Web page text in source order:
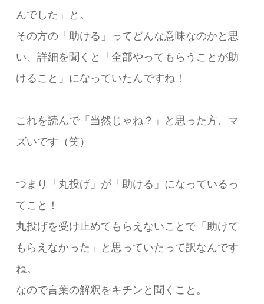
んでした」と。
その方の「助ける」ってどんな意味なのかと思
い、詳細を聞くと「全部やってもらうことが助
けること」になっていたんですね！
これを読んで「当然じゃね？」と思った方、マ
ズいです（笑）
つまり「丸投げ」が「助ける」になっているっ
てこと！
丸投げを受け止めてもらえないことで「助けて
もらえなかった」と思っていたって訳なんです
ね。
なので言葉の解釈をキチンと聞くこと。